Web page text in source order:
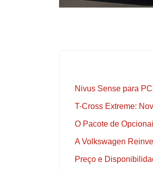
Nivus Sense para
T-Cross Extreme:
O Pacote de
A Volkswagen
Preço e